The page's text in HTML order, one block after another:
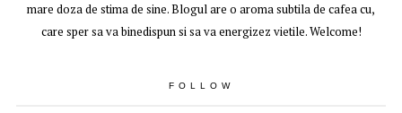
mare doza de stima de sine. Blogul are o aroma subtila de cafea cu,
care sper sa va binedispun si sa va energizez vietile. Welcome!
FOLLOW